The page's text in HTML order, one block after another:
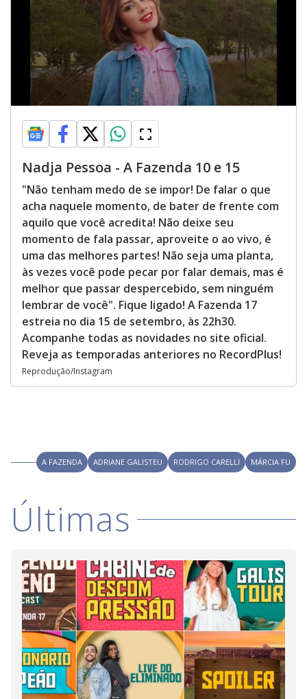
Nadja Pessoa - A Fazenda 10 e 15
"Não tenham medo de se impor! De falar o que
acha naquele momento, de bater de frente com
aquilo que você acredita! Não deixe seu
momento de fala passar, aproveite o ao vivo, é
uma das melhores partes! Não seja uma planta,
às vezes você pode pecar por falar demais, mas é
melhor que passar despercebido, sem ninguém
lembrar de você". Fique ligado! A Fazenda 17
estreia no dia 15 de setembro, às 22h30.
Acompanhe todas as novidades no site oficial.
Reveja as temporadas anteriores no RecordPlus!
Reprodução/Instagram
A FAZENDA ADRIANE GALISTEU RODRIGO CARELLI MÁRCIA FU
Últimas